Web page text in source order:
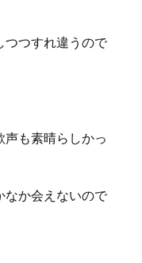
つつすれ違うので
も素晴らしかっ
か会えないので